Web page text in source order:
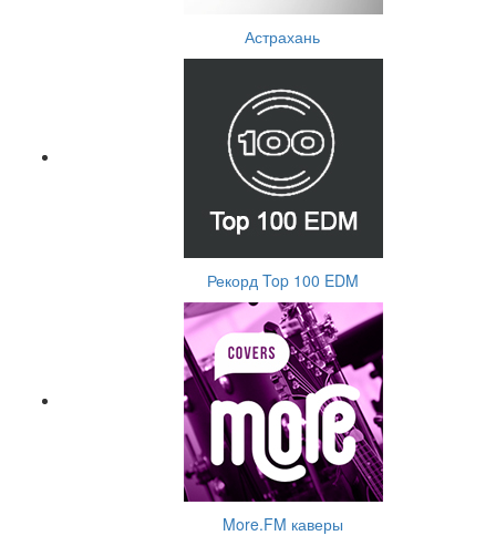
Астрахань
Рекорд Top 100 EDM
More.FM каверы